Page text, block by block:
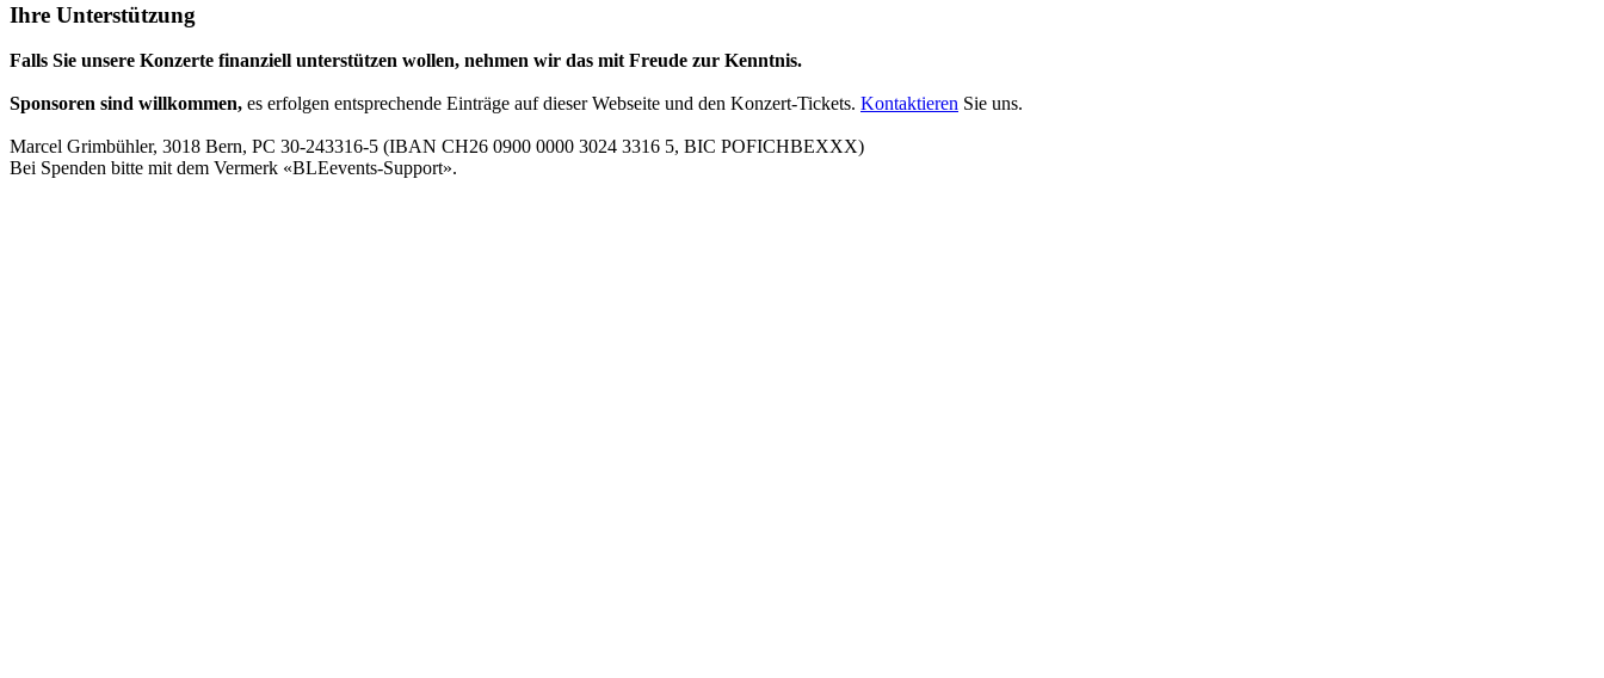
Ihre Unterstützung
Falls Sie unsere Konzerte finanziell unterstützen wollen, nehmen wir das mit Freude zur Kenntnis.
Sponsoren sind willkommen, es erfolgen entsprechende Einträge auf dieser Webseite und den Konzert-Tickets. Kontaktieren Sie uns.
Marcel Grimbühler, 3018 Bern, PC 30-243316-5 (IBAN CH26 0900 0000 3024 3316 5, BIC POFICHBEXXX)
Bei Spenden bitte mit dem Vermerk «BLEevents-Support».